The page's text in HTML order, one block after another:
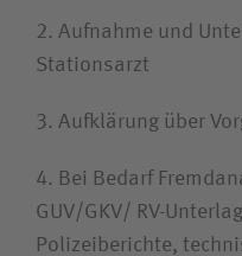
2. Aufnahme und
Stationsarzt
3. Aufklärung über
4. Bei Bedarf
GUV/GKV/ RV-
Polizeiberichte,